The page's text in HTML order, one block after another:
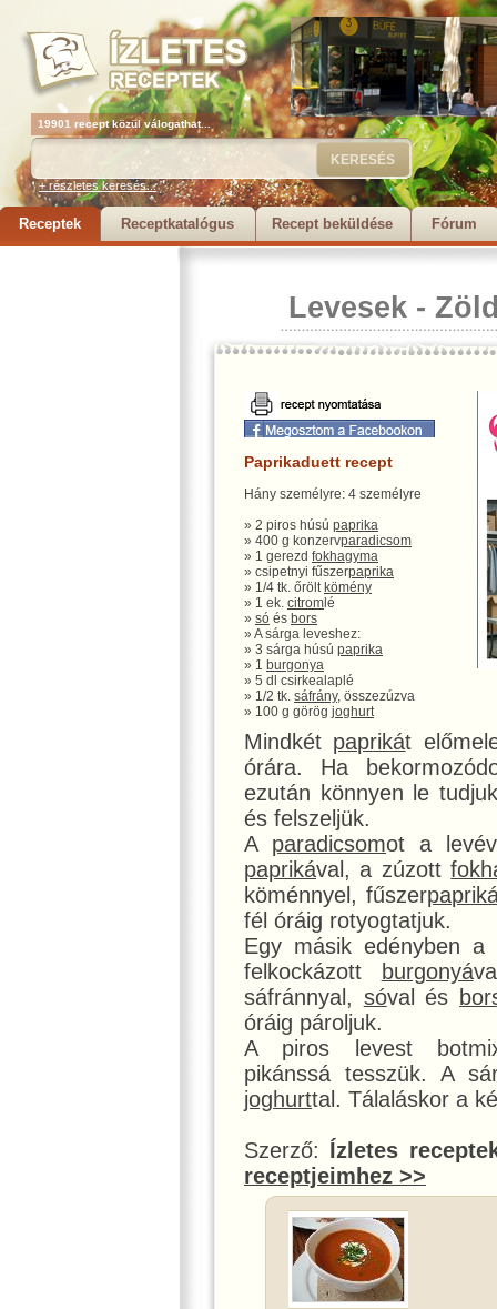
19901 recept közül válogathat...
+ részletes keresés...
Receptek Receptkatalógus Recept beküldése Fórum
Levesek -
Paprikaduett recept
Hány személyre: 4 személyre
» 2 piros húsú paprika
» 400 g konzervparadicsom
» 1 gerezd fokhagyma
» csipetnyi fűszerpaprika
» 1/4 tk. őrölt kömény
» 1 ek. citrom lé
» só és bors
» A sárga leveshez:
» 3 sárga húsú paprika
» 1 burgonya
» 5 dl csirkealaplé
» 1/2 tk. sáfrány, összezúzva
» 100 g görög joghurt
Mindkét paprikát
órára. Ha
ezután könnyen le
és felszeljük.
A paradicsomot a
paprikával, a zúzott
köménnyel, fűszer
fél óráig rotyogtatjuk.
Egy másik edényben
felkockázott
burgonyá
sáfránnyal, sóval és
óráig pároljuk.
A piros levest
pikánssá tesszük. A
joghurttal. Tálaláskor a
Szerző: Ízletes
receptjeimhez >>